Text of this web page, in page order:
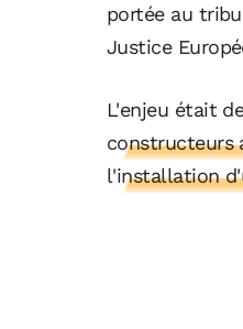
portée au
Justice
L'enjeu était
constructeurs
l'installation